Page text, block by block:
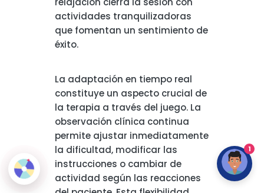
actividades tranquilizadoras
que fomentan un sentimiento de
éxito.
La adaptación en tiempo real
constituye un aspecto crucial de
la terapia a través del juego. La
observación clínica continua
permite ajustar inmediatamente
la dificultad, modificar las
instrucciones o cambiar de
actividad según las reacciones
1